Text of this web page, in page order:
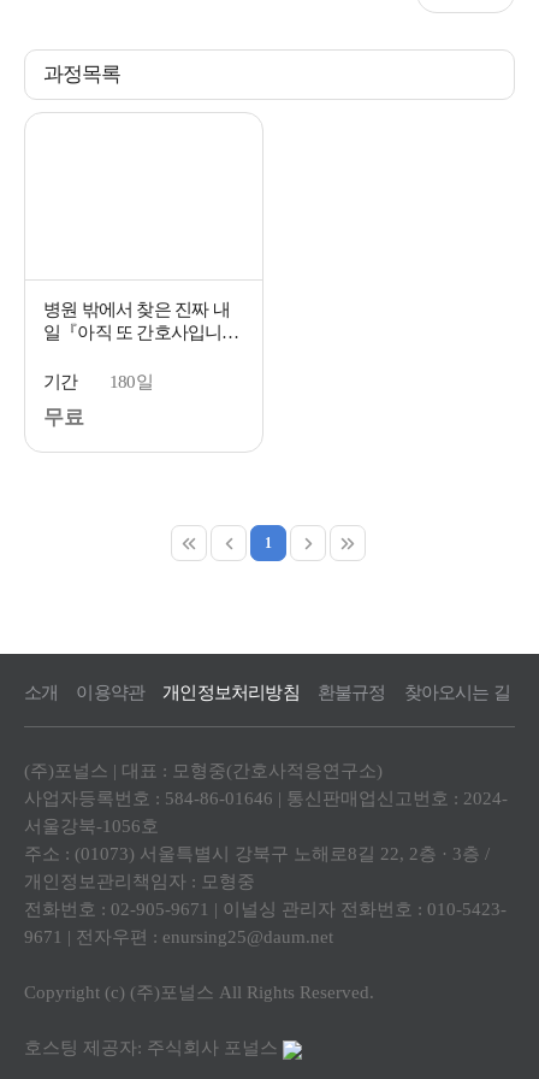
과정목록
병원 밖에서 찾은 진짜 내
일『아직 또 간호사입니
터뷰📕
기간 180일
무료
1
소개 이용약관 개인정보처리방침 환불규정 찾아오시는 길
(주)포널스 | 대표 : 모형중(간호사적응연구소)
사업자등록번호 : 584-86-01646 | 통신판매업신고번호 : 2024-
서울강북-1056호
주소 : (01073) 서울특별시 강북구 노해로8길 22, 2층 · 3층 /
개인정보관리책임자 : 모형중
전화번호 : 02-905-9671 | 이널싱 관리자 전화번호 : 010-5423-
9671 | 전자우편 : enursing25@daum.net
Copyright (c) (주)포널스 All Rights Reserved.
호스팅 제공자: 주식회사 포널스